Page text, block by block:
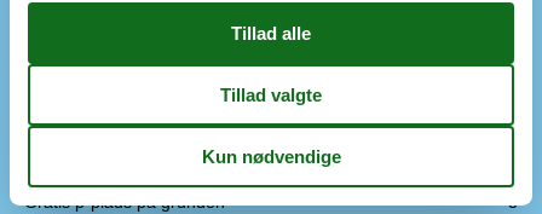
Køleskab
Anlagt have
1300 m²
Gratis p-plads på grunden
3